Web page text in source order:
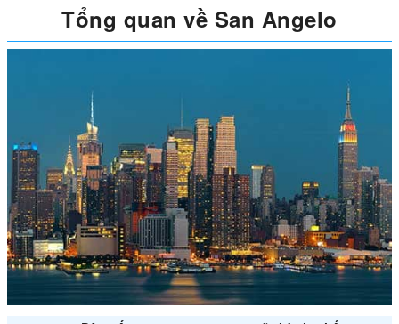
Tổng quan về San Angelo